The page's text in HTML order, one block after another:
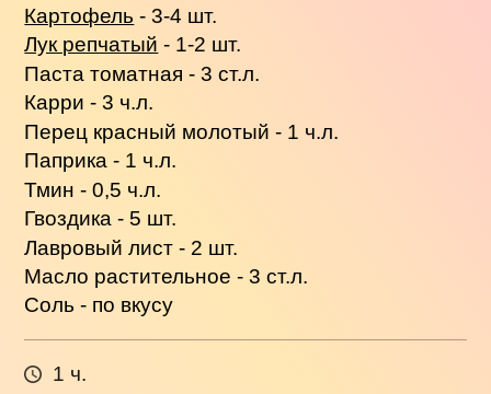
Картофель - 3-4 шт.
Лук репчатый - 1-2 шт.
Паста томатная - 3 ст.л.
Карри - 3 ч.л.
Перец красный молотый - 1 ч.л.
Паприка - 1 ч.л.
Тмин - 0,5 ч.л.
Гвоздика - 5 шт.
Лавровый лист - 2 шт.
Масло растительное - 3 ст.л.
Соль - по вкусу
1 ч.